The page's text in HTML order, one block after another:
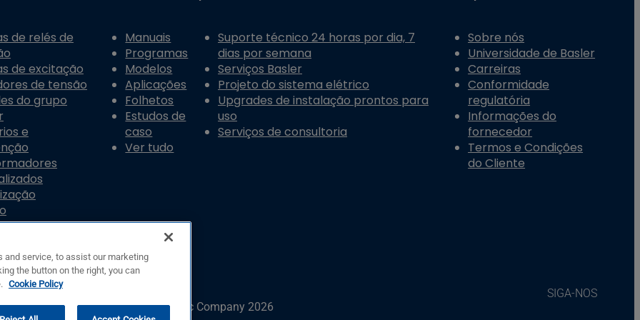
de relés de
de excitação
de tensão
do grupo
e
Manuais
Programas
Modelos
Aplicações
Folhetos
Estudos de
caso
Ver tudo
Suporte técnico 24 horas por dia, 7
dias por semana
Serviços Basler
Projeto do sistema elétrico
Upgrades de instalação prontos para
uso
Serviços de consultoria
Sobre nós
Universidade de Basler
Carreiras
Conformidade
regulatória
Informações do
fornecedor
Termos e Condições
do Cliente
SIGA-NOS
© Copyright © Basler Electric Company 2026
and service, to assist our marketing
the button on the right, you can
Cookie Policy